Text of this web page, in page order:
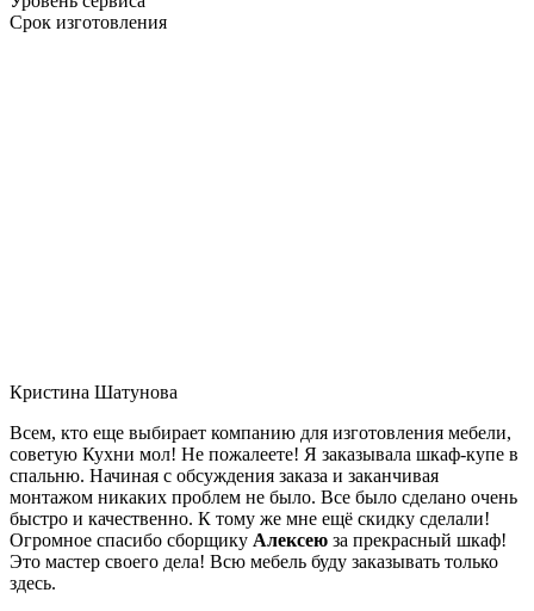
Срок изготовления
Кристина Шатунова
Всем, кто еще выбирает компанию для изготовления мебели,
советую Кухни мол! Не пожалеете! Я заказывала шкаф-купе в
спальню. Начиная с обсуждения заказа и заканчивая
монтажом никаких проблем не было. Все было сделано очень
быстро и качественно. К тому же мне ещё скидку сделали!
Огромное спасибо сборщику Алексею за прекрасный шкаф!
Это мастер своего дела! Всю мебель буду заказывать только
здесь.